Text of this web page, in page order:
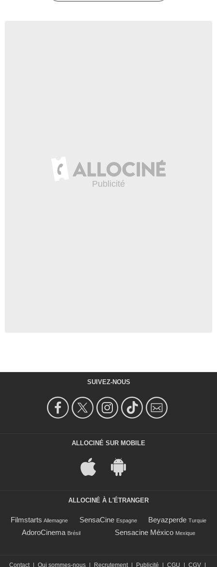
SUIVEZ-NOUS
ALLOCINÉ SUR MOBILE
ALLOCINÉ À L'ÉTRANGER
Filmstarts Allemagne SensaCine Espagne Beyazperde Turquie
AdoroCinema Brésil Sensacine México Mexique
Contact | Qui sommes-nous | Recrutement | Publicité | CGU | CGV |